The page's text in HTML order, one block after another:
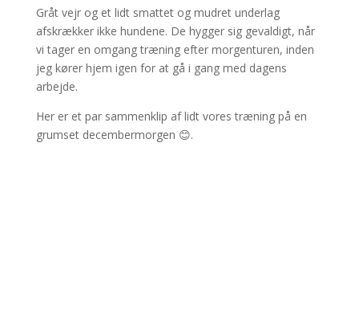
Gråt vejr og et lidt smattet og mudret underlag
afskrækker ikke hundene. De hygger sig gevaldigt, når
vi tager en omgang træning efter morgenturen, inden
jeg kører hjem igen for at gå i gang med dagens
arbejde.
Her er et par sammenklip af lidt vores træning på en
grumset decembermorgen 😊.